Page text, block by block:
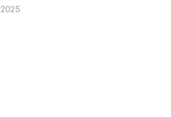
2025